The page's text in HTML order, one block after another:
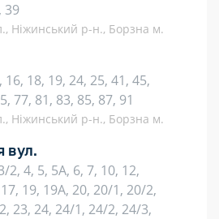
39
Ніжинський р-н., Борзна м.
16, 18, 19, 24, 25, 41, 45,
77, 81, 83, 85, 87, 91
Ніжинський р-н., Борзна м.
вул.
2, 4, 5, 5А, 6, 7, 10, 12,
19, 19А, 20, 20/1, 20/2,
23, 24, 24/1, 24/2, 24/3,